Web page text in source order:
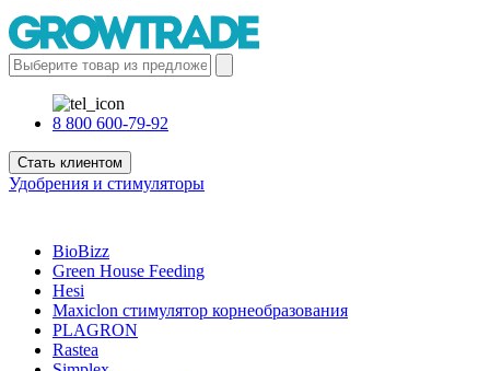
8 800 600-79-92
Стать клиентом
Удобрения и стимуляторы
BioBizz
Green House Feeding
Hesi
Maxiclon стимулятор корнеобразования
PLAGRON
Rastea